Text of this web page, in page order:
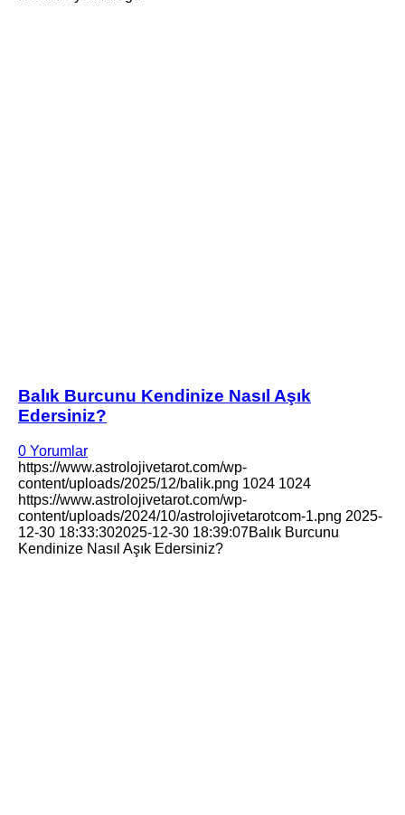
Balık Burcunu Kendinize Nasıl Aşık
Edersiniz?
0 Yorumlar
https://www.astrolojivetarot.com/wp-
content/uploads/2025/12/balik.png 1024 1024
https://www.astrolojivetarot.com/wp-
content/uploads/2024/10/astrolojivetarotcom-1.png 2025-
12-30 18:33:302025-12-30 18:39:07Balık Burcunu
Kendinize Nasıl Aşık Edersiniz?